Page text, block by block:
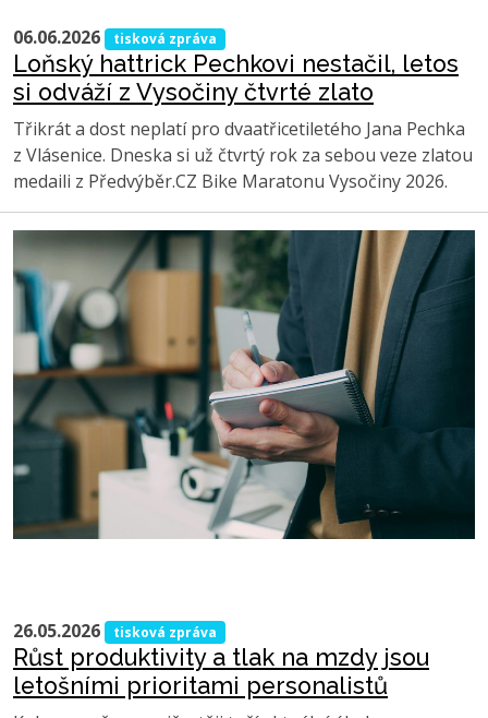
06.06.2026 tisková zpráva
Loňský hattrick Pechkovi nestačil, letos
si odváží z Vysočiny čtvrté zlato
Třikrát a dost neplatí pro dvaatřicetiletého Jana Pechka
z Vlásenice. Dneska si už čtvrtý rok za sebou veze zlatou
medaili z Předvýběr.CZ Bike Maratonu Vysočiny 2026.
26.05.2026 tisková zpráva
Růst produktivity a tlak na mzdy jsou
letošními prioritami personalistů